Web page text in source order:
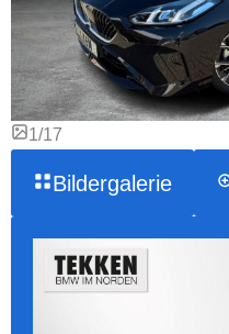
1/17
Bildergalerie